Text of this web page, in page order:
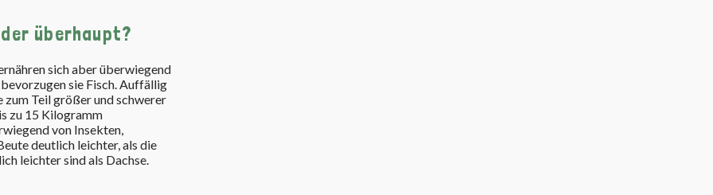
überhaupt?
sich aber überwiegend
sie Fisch. Auffällig
zum Teil größer und schwerer
zu 15 Kilogramm
von Insekten,
deutlich leichter, als die
leichter sind als Dachse.